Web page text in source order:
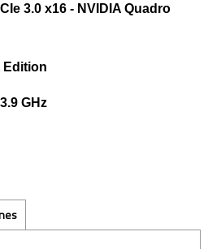
3.0 x16 - NVIDIA Quadro
Edition
GHz